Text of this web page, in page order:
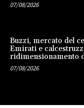
07/08/2026
Buzzi, mercato del
Emirati e
ridimensionamento
07/08/2026